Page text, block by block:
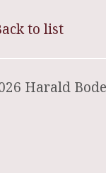
to list
Harald